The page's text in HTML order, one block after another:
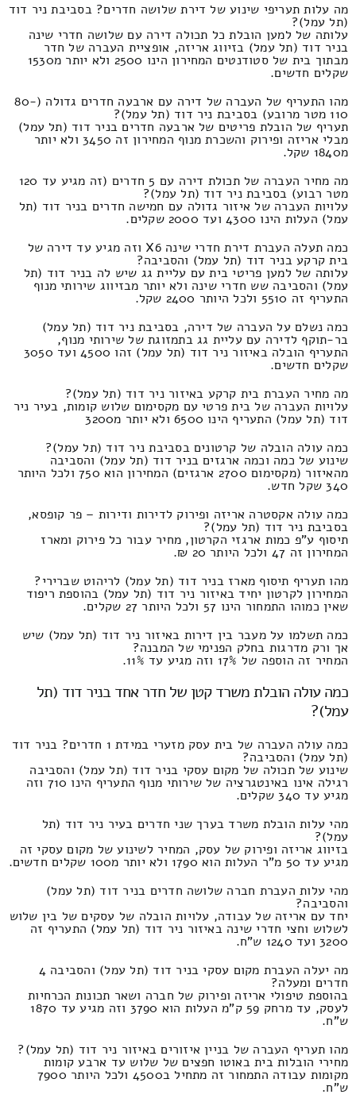
מה עלות תעריפי שינוע של דירת שלושה חדרים? בסביבת ניר דוד
(תל עמל)?
עלותה של למען הובלת כל תכולה דירה עם שלושה חדרי שינה
בניר דוד (תל עמל) בזיווג אריזה, אופציית העברה של חדר
מבתוך בית של סטודנטים המחירון הינו 2500 ולא יותר מ1530
שקלים חדשים.
מהו התעריף של העברה של דירה עם ארבעה חדרים גדולה (80-
110 מטר מרובע) בסביבת ניר דוד (תל עמל)?
תעריף של הובלת פריטים של ארבעה חדרים בניר דוד (תל עמל)
מבלי אריזה ופירוק והשכרת מנוף המחירון זה 3450 ולא יותר
מ1840 שקל.
מה מחיר העברה של תכולת דירה עם 5 חדרים (זה מגיע עד 120
מטר רבוע) בסביבת ניר דוד (תל עמל)?
עלויות העברה של איזור גדולה עם חמישה חדרים בניר דוד (תל
עמל) העלות הינו 4300 ועד 2000 שקלים.
כמה תעלה העברת דירת חדרי שינה X6 וזה מגיע עד דירה של
בית קרקע בניר דוד (תל עמל) והסביבה?
עלותה של למען פריטי בית עם עליית גג שיש לה בניר דוד (תל
עמל) והסביבה שש חדרי שינה ולא יותר מבזיווג שירותי מנוף
התעריף זה 5510 ולכל היותר 2400 שקל.
כמה נשלם על העברה של דירה, בסביבת ניר דוד (תל עמל)
בר-תוקף לדירה עם עליית גג בתמזוגת של שירותי מנוף,
התעריף הובלה באיזור ניר דוד (תל עמל) זהו 4500 ועד 3050
שקלים חדשים.
מה מחיר העברת בית קרקע באיזור ניר דוד (תל עמל)?
עלויות העברה של בית פרטי עם מקסימום שלוש קומות, בעיר ניר
דוד (תל עמל) התעריף הינו 6500 ולא יותר מ3200
כמה עולה הובלה של קרטונים בסביבת ניר דוד (תל עמל)?
שינוע של כמה וכמה ארגזים בניר דוד (תל עמל) והסביבה
מהאיזור (מקסימום 2700 ארגזים) המחירון הוא 750 ולכל היותר
340 שקל חדש.
כמה עולה אקסטרה אריזה ופירוק לדירות ודירות – פר קופסא,
בסביבת ניר דוד (תל עמל)?
תיסוף ע"פ כמות ארגזי הקרטון, מחיר עבור כל פירוק ומארז
המחירון זה 47 ולכל היותר 20 ₪.
מהו תעריף תיסוף מארז בניר דוד (תל עמל) לריהוט שברירי?
המחירון לקרטון יחיד באיזור ניר דוד (תל עמל) בהוספת ריפוד
שאין כמוהו התמחור הינו 57 ולכל היותר 27 שקלים.
כמה תשלמו על מעבר בין דירות באיזור ניר דוד (תל עמל) שיש
אך ורק מדרגות בחלק הפנימי של המבנה?
המחיר זה הוספה של 17% וזה מגיע עד 11%.
כמה עולה הובלת משרד קטן של חדר אחד בניר דוד (תל
עמל)?
כמה עולה העברה של בית עסק מזערי במידת 1 חדרים? בניר דוד
(תל עמל) והסביבה?
שינוע של תכולה של מקום עסקי בניר דוד (תל עמל) והסביבה
רגילה אינו באינטגרציה של שירותי מנוף התעריף הינו 710 וזה
מגיע עד 340 שקלים.
מהי עלות הובלת משרד בערך שני חדרים בעיר ניר דוד (תל
עמל)?
בזיווג אריזה ופירוק של עסק, המחיר לשינוע של מקום עסקי זה
מגיע עד 50 מ"ר העלות הוא 1790 ולא יותר מ100 שקלים חדשים.
מהי עלות העברת חברה שלושה חדרים בניר דוד (תל עמל)
והסביבה?
יחד עם אריזה של עבודה, עלויות הובלה של עסקים של בין שלוש
לשלוש וחצי חדרי שינה באיזור ניר דוד (תל עמל) התעריף זה
3200 ועד 1240 ש"ח.
מה יעלה העברת מקום עסקי בניר דוד (תל עמל) והסביבה 4
חדרים ומעלה?
בהוספת טיפולי אריזה ופירוק של חברה ושאר תכונות הכרחיות
לעסק, עד מרחק 59 ק"מ העלות הוא 3790 וזה מגיע עד 1870
ש"ח.
מהו תעריף העברה של בניין איזורים באיזור ניר דוד (תל עמל)?
מחירי הובלות בית באוטו חפצים של שלוש עד ארבע קומות
מקומות עבודה התמחור זה מתחיל ב4500 ולכל היותר 7900
ש"ח.